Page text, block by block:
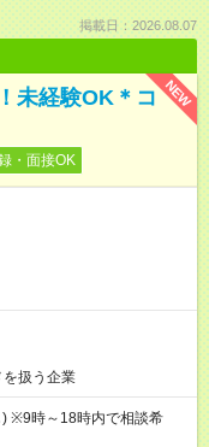
掲載日：2026.08.07
NEW
未経験OK＊コ
・面接OK
扱う企業
※9時～18時内で相談希